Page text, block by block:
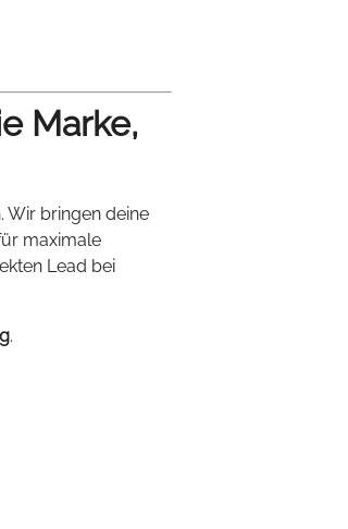
Marke,
Wir bringen deine
maximale
Lead bei
.